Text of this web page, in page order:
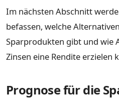
Im nächsten Abschnitt
befassen, welche
Sparprodukten gibt und wie
Zinsen eine Rendite erzielen
Prognose für die